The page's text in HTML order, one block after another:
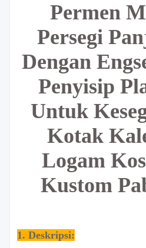
Permen
Persegi
Dengan
Penyisip
Untuk
Kotak
Logam
Kustom
1. Deskripsi: